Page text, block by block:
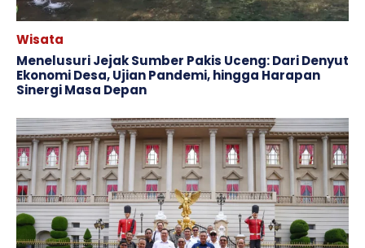
Wisata
Menelusuri Jejak Sumber Pakis Uceng: Dari Denyut
Ekonomi Desa, Ujian Pandemi, hingga Harapan
Sinergi Masa Depan